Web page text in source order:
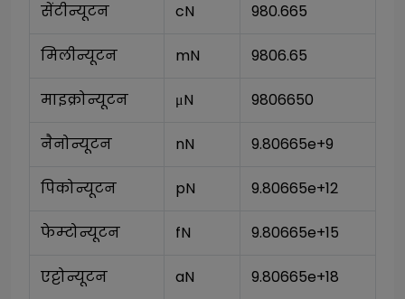
सेंटीन्यूटन cN 980.665
मिलीन्यूटन mN 9806.65
माइक्रोन्यूटन μN 9806650
नैनोन्यूटन nN 9.80665e+9
पिकोन्यूटन pN 9.80665e+12
फेम्टोन्यूटन fN 9.80665e+15
एट्टोन्यूटन aN 9.80665e+18